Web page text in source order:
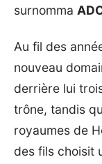
surnomma
Au fil des
nouveau
derrière lui
trône, tandis
royaumes de
des fils choisit